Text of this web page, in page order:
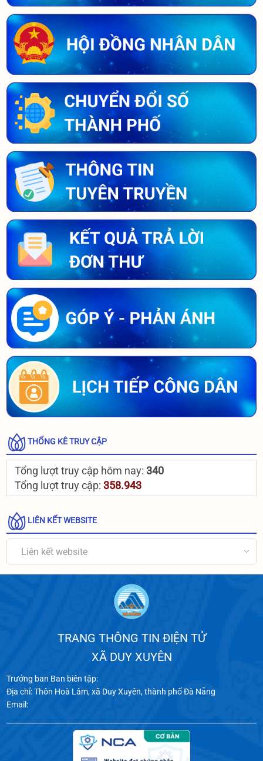
THỐNG KÊ TRUY CẬP
Tổng lượt truy cập hôm nay: 340
Tổng lượt truy cập:358.943
LIÊN KẾT WEBSITE
Liên kết website
TRANG THÔNG TIN ĐIỆN TỬ
XÃ DUY XUYÊN
Trưởng ban Ban biên tập:
Địa chỉ: Thôn Hoà Lâm, xã Duy Xuyên, thành phố Đà Nẵng
Email: